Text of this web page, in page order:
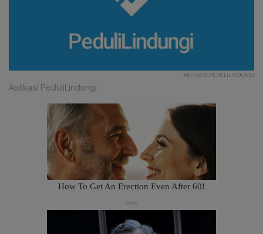
APLIKASI PEDULILINDUNGI
Aplikasi PeduliLindungi